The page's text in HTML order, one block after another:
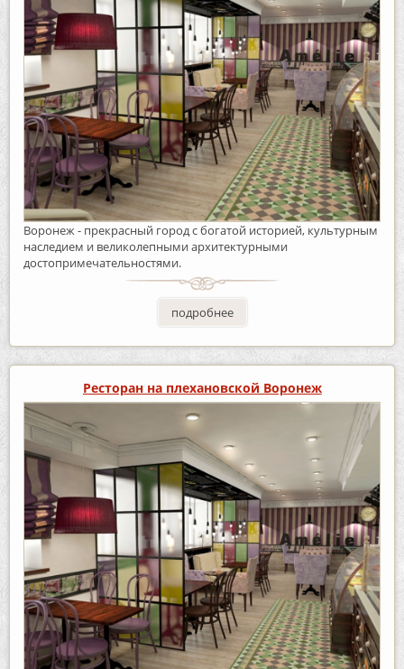
Воронеж - прекрасный город с богатой историей, культурным
наследием и великолепными архитектурными
достопримечательностями.
подробнее
Ресторан на плехановской Воронеж